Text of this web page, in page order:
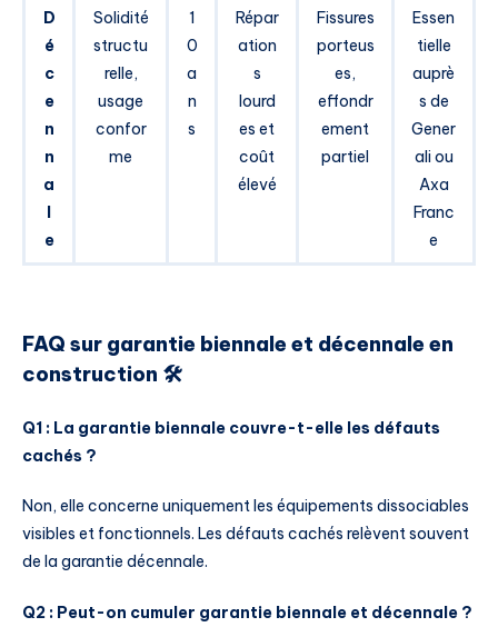
D
é
c
e
n
n
a
l
e
Solidité
structu
relle,
usage
confor
me
1
0
a
n
s
Répar
ation
s
lourd
es et
coût
élevé
Fissures
porteus
es,
effondr
ement
partiel
Essen
tielle
auprè
s de
Gener
ali ou
Axa
Franc
e
FAQ sur garantie biennale et décennale en
construction 🛠️
Q1 : La garantie biennale couvre-t-elle les défauts
cachés ?
Non, elle concerne uniquement les équipements dissociables
visibles et fonctionnels. Les défauts cachés relèvent souvent
de la garantie décennale.
Q2 : Peut-on cumuler garantie biennale et décennale ?